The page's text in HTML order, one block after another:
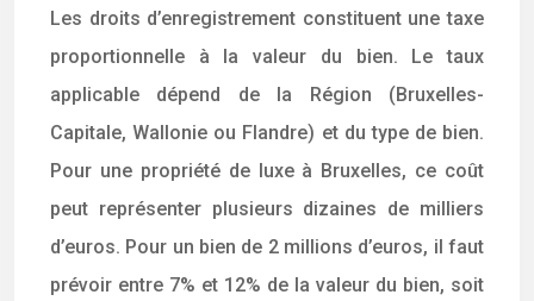
Les droits d’enregistrement constituent une taxe
proportionnelle à la valeur du bien. Le taux
applicable dépend de la Région (Bruxelles-
Capitale, Wallonie ou Flandre) et du type de bien.
Pour une propriété de luxe à Bruxelles, ce coût
peut représenter plusieurs dizaines de milliers
d’euros. Pour un bien de 2 millions d’euros, il faut
prévoir entre 7% et 12% de la valeur du bien, soit